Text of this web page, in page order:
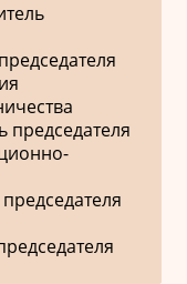
председателя